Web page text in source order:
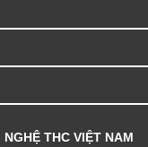
THC VIỆT NAM